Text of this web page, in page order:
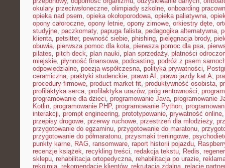
okulary przeciwsłoneczne, olimpiady szkolne, onboarding
opieka nad psem, opieka okołoporodowa, opieka paliatywna,
opony całoroczne, opony letnie, opony zimowe, orkiestry dęte,
studyjne, paczkomaty, papuga falista, pedagogika alternatywna,
klienta, petsitter, pewność siebie, phishing, pielęgnacja brody,
obuwia, pierwsza pomoc dla kota, pierwsza pomoc dla psa,
pilates, pitch deck, plan nauki, plan sprzedaży, płatności
miejskie, płynność finansowa, podcasting, podróż z psem
odpowiedzialne, poezja współczesna, polityka prywatności,
ceramiczna, praktyki studenckie, prawo AI , prawo jazdy kat A,
procedury firmowe, product market fit, produktywność osobista,
profilaktyka serca, profilaktyka urazów, próg rentowności,
programowanie dla dzieci, programowanie Java, programowanie
Kotlin, programowanie PHP, programowanie Python,
interakcji, prompt engineering, prototypowanie, prywatność online
przepisy drogowe, przerwy ruchowe, przestrzeń dla młodzieży,
przygotowanie do egzaminu, przygotowanie do maratonu,
przygotowanie do półmaratonu, przysmaki treningowe,
punkty karne, RAG, ransomware, raport historii pojazdu,
recenzje książek, recykling treści, redakcja tekstu, Redis,
sklepu, rehabilitacja ortopedyczna, rehabilitacja po urazie,
rękojmia, rekomendacje klientów, rekrutacja zdalna, relacje